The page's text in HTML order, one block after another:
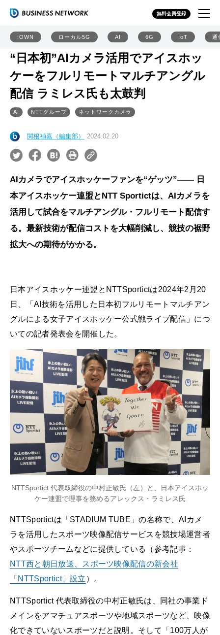
無料会員登録
IOWN ローカル5G AI 6G IoT 通
“日本初”AIカメラ活用でアイスホッ
ケーをフルリモートマルチアングル
配信 ラミレス氏も太鼓判
AI NTTグループ ネットワークカメラ
関根禎嘉（編集部） 2024.02.20
AIカメラでアイスホッケーファンを“ゲッツ”―― 日
本アイスホッケー連盟とNTT Sportictは、AIカメラを
活用して試合をマルチアングル・フルリモート配信す
る。最新技術が配信コストを大幅削減し、競技の裾野
拡大への期待がかかる。
日本アイスホッケー連盟とNTTSportictは2024年2月20
日、「AI技術を活⽤した⽇本初フルリモートマルチアン
グルによる⼥⼦アイスホッケー公式戦ライブ配信」につ
いての記者発表会を開催した。
NTTSportict 代表取締役の中村正敏氏（左）と、日本アイスホッ
ケー連盟で理事を務めるアレックス・ラミレス氏
NTTSportictは「STADIUM TUBE」の名称で、AIカメ
ラを活用したスポーツ映像配信サービスを競技場運営者
やスポーツチームなどに提供している（参考記事：
NTT西と朝日放送、スポーツ映像配信の新会社
「NTTSportict」設立 ）。
NTTSportict 代表取締役の中村正敏氏は、同社の事業ド
メインをアマチュアスポーツや地域スポーツなど、映像
化できていないスポーツだと説明。そして「100万人が